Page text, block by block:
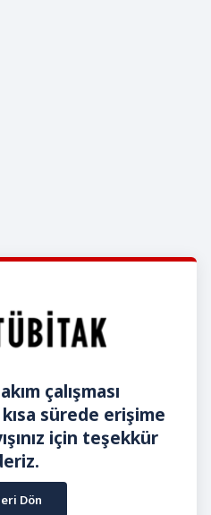
çalışması
kısa sürede erişime
için teşekkür
Dön